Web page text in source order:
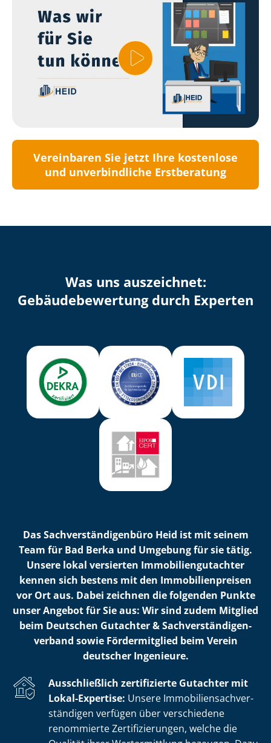
Vereinbaren Sie jetzt Ihre kostenlose
und unverbindliche Erstberatung
Was uns auszeichnet:
Ge­bäu­de­be­wer­tung durch Experten
Das Sach­ver­stän­di­gen­bü­ro Heid ist mit seinem
Team für Bad Berka und Umgebung für sie tätig.
Unsere lokal versierten Im­mo­bi­li­en­gut­ach­ter
kennen sich bestens mit den Im­mo­bi­li­en­prei­sen
vor Ort aus. Dabei zeichnen die folgenden Punkte
unser Angebot für Sie aus: Wir sind zudem Mitglied
beim Deutschen Gutachter & Sach­ver­stän­di­gen­
ver­band sowie Fördermitglied beim Verein
deutscher Ingenieure.
Ausschließlich zertifizierte Gutachter mit
Lokal-Expertise: Unsere Im­mo­bi­li­en­sach­ver­
stän­di­gen verfügen über verschiedene
renommierte Zer­ti­fi­zie­run­gen, welche die